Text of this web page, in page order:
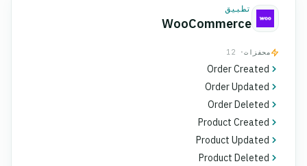
تطبيق
WooCommerce
محفزات· 12
Order Created
Order Updated
Order Deleted
Product Created
Product Updated
Product Deleted